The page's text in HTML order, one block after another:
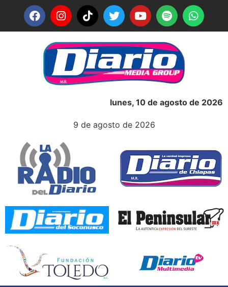
lunes, 10 de agosto de 2026
9 de agosto de 2026